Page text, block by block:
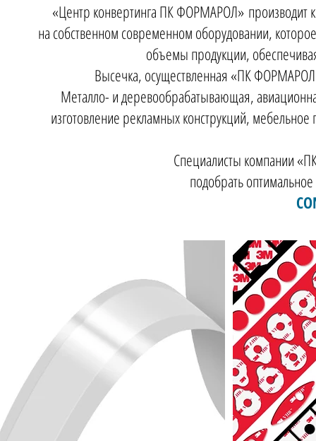
«Центр конвертинга ПК ФОРМАРОЛ» производит
на собственном современном оборудовании,
объемы продукции,
Высечка, осуществленная «ПК
Металло- и дeревообрабатывающая,
изготовление рекламных конструкций,
Специалисты компании
подобрать